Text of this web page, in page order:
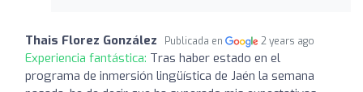
Thais Florez González Publicada en 2 years ago
Experiencia fantástica: Tras haber estado en el
programa de inmersión lingüística de Jaén la semana